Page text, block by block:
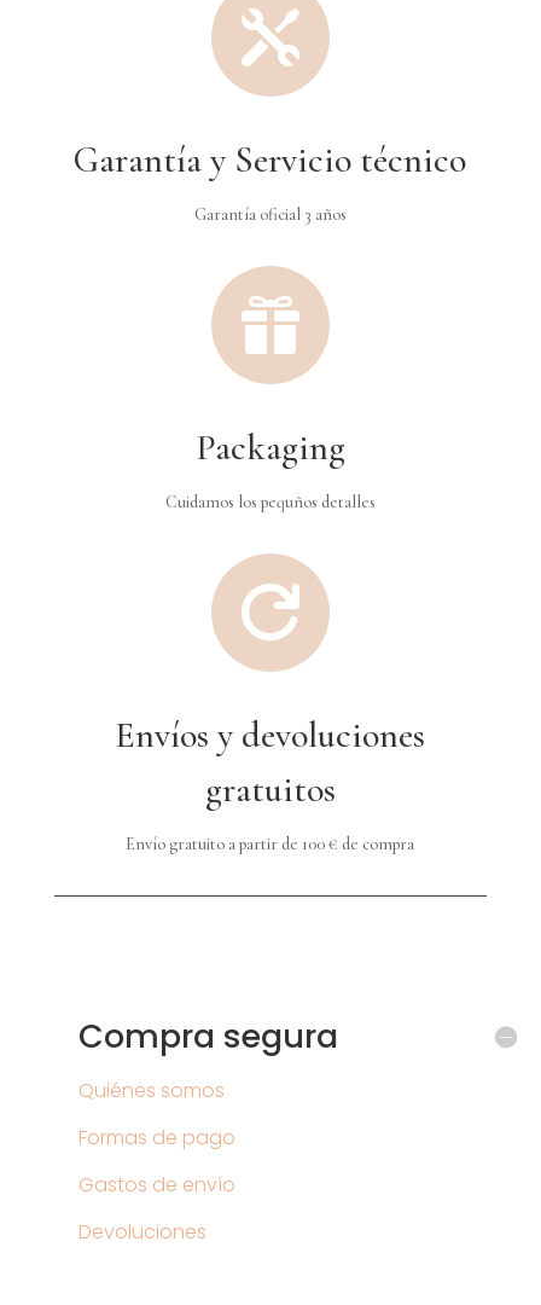

Garantía y Servicio técnico
Garantía oficial 3 años

Packaging
Cuidamos los pequños detalles

Envíos y devoluciones
gratuitos
Envío gratuito a partir de 100 € de compra
Compra segura
Quiénes somos
Formas de pago
Gastos de envío
Devoluciones